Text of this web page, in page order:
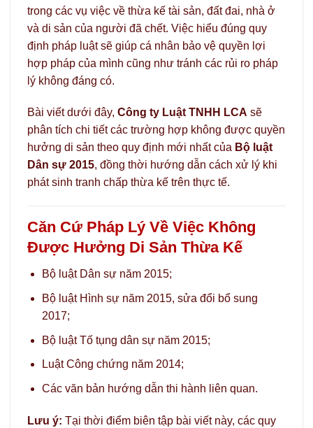
trong các vụ việc về thừa kế tài sản, đất đai, nhà ở
và di sản của người đã chết. Việc hiểu đúng quy
định pháp luật sẽ giúp cá nhân bảo vệ quyền lợi
hợp pháp của mình cũng như tránh các rủi ro pháp
lý không đáng có.
Bài viết dưới đây, Công ty Luật TNHH LCA sẽ
phân tích chi tiết các trường hợp không được quyền
hưởng di sản theo quy định mới nhất của Bộ luật
Dân sự 2015, đồng thời hướng dẫn cách xử lý khi
phát sinh tranh chấp thừa kế trên thực tế.
Căn Cứ Pháp Lý Về Việc Không
Được Hưởng Di Sản Thừa Kế
Bộ luật Dân sự năm 2015;
Bộ luật Hình sự năm 2015, sửa đổi bổ sung
2017;
Bộ luật Tố tụng dân sự năm 2015;
Luật Công chứng năm 2014;
Các văn bản hướng dẫn thi hành liên quan.
Lưu ý: Tại thời điểm biên tập bài viết này, các quy